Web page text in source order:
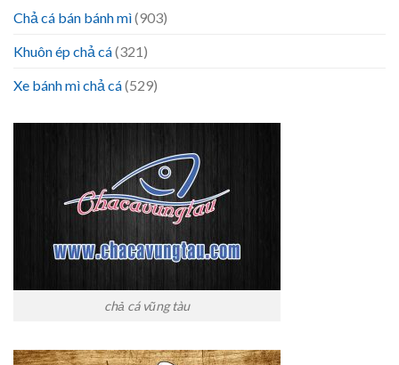
Chả cá bán bánh mì(903)
Khuôn ép chả cá(321)
Xe bánh mì chả cá(529)
chả cá vũng tàu